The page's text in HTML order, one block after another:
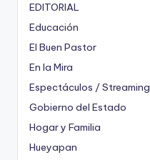
EDITORIAL
Educación
El Buen Pastor
En la Mira
Espectáculos / Streaming
Gobierno del Estado
Hogar y Familia
Hueyapan